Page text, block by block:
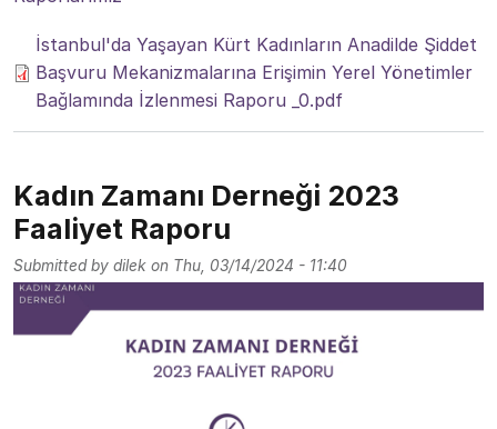
İstanbul'da Yaşayan Kürt Kadınların Anadilde Şiddet
Başvuru Mekanizmalarına Erişimin Yerel Yönetimler
Bağlamında İzlenmesi Raporu _0.pdf
Kadın Zamanı Derneği 2023
Faaliyet Raporu
Submitted by dilek on Thu, 03/14/2024 - 11:40